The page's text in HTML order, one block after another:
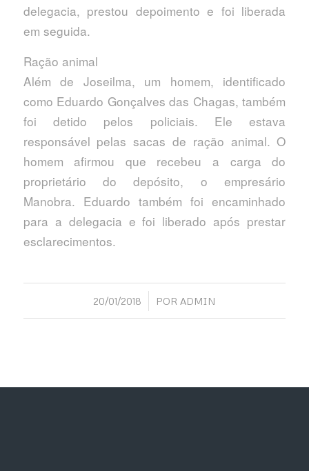
delegacia, prestou depoimento e foi liberada
em seguida.
Ração animal
Além de Joseilma, um homem, identificado
como Eduardo Gonçalves das Chagas, também
foi detido pelos policiais. Ele estava
responsável pelas sacas de ração animal. O
homem afirmou que recebeu a carga do
proprietário do depósito, o empresário
Manobra. Eduardo também foi encaminhado
para a delegacia e foi liberado após prestar
esclarecimentos.
20/01/2018
/ POR ADMIN